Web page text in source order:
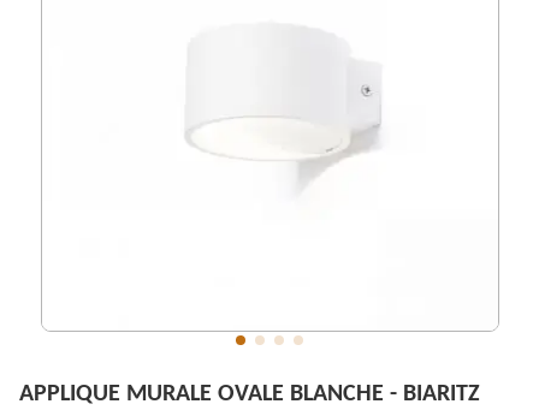
APPLIQUE MURALE OVALE BLANCHE - BIARITZ